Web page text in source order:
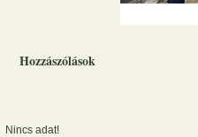
Hozzászólások
Nincs adat!